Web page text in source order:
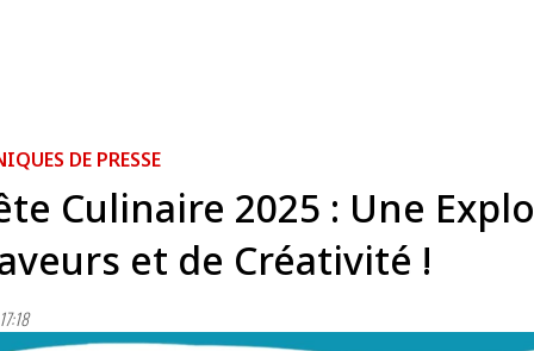
DE PRESSE
Culinaire 2025 : Une
et de Créativité !